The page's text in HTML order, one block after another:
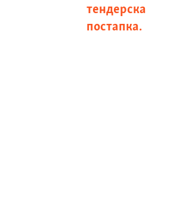
тендерска
постапка.